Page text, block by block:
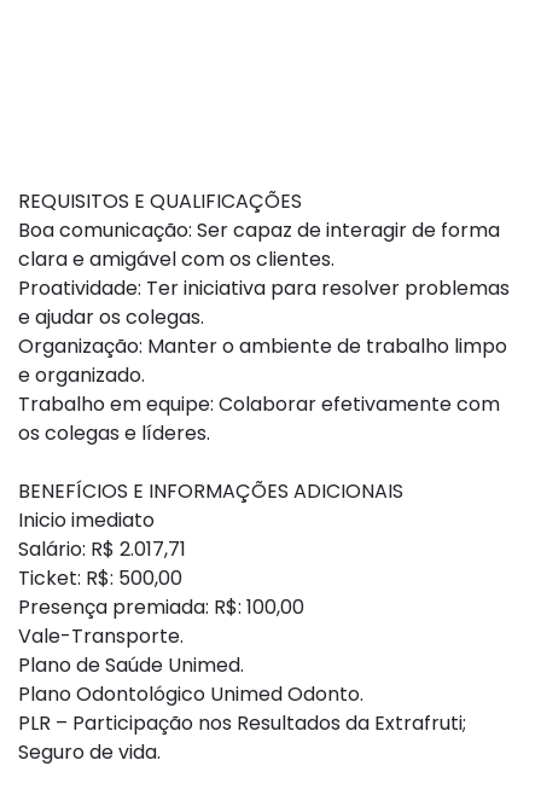
REQUISITOS E QUALIFICAÇÕES
Boa comunicação: Ser capaz de interagir de forma
clara e amigável com os clientes.
Proatividade: Ter iniciativa para resolver problemas
e ajudar os colegas.
Organização: Manter o ambiente de trabalho limpo
e organizado.
Trabalho em equipe: Colaborar efetivamente com
os colegas e líderes.
BENEFÍCIOS E INFORMAÇÕES ADICIONAIS
Inicio imediato
Salário: R$ 2.017,71
Ticket: R$: 500,00
Presença premiada: R$: 100,00
Vale-Transporte.
Plano de Saúde Unimed.
Plano Odontológico Unimed Odonto.
PLR – Participação nos Resultados da Extrafruti;
Seguro de vida.